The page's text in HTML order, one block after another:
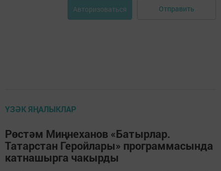
Авторизоваться Отправить
ҮЗӘК ЯҢАЛЫКЛАР
Рөстәм Миңнеханов «Батырлар.
Татарстан Геройлары» программасында
катнашырга чакырды